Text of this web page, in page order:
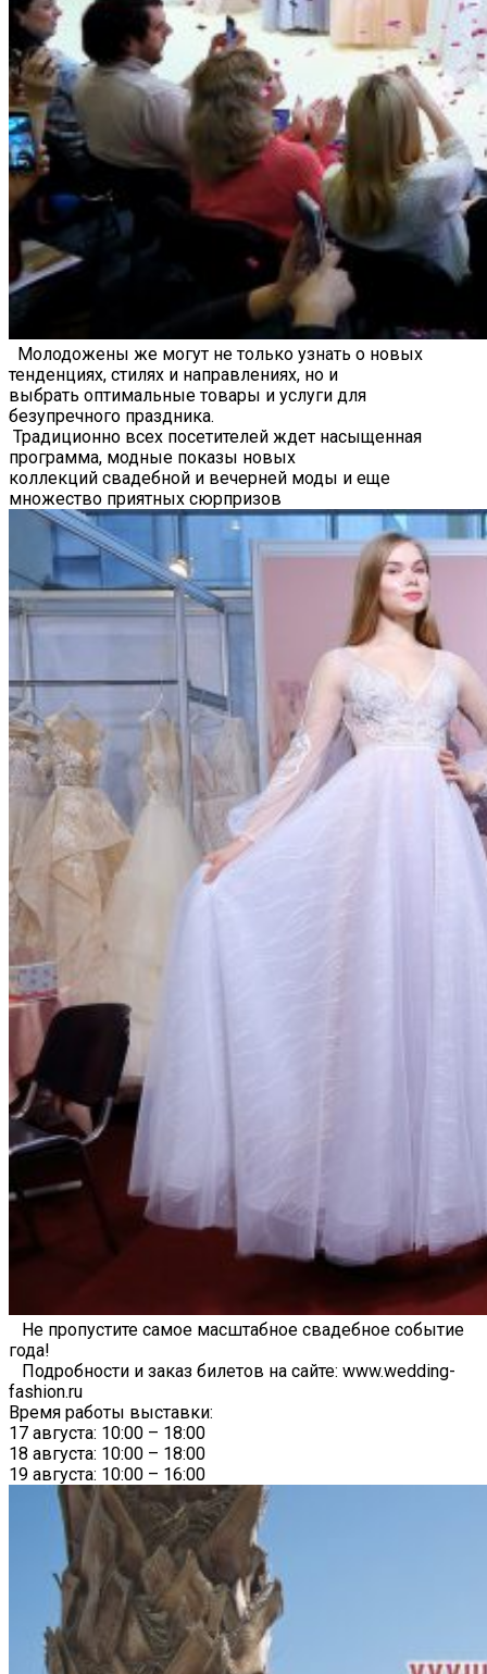
Молодожены же могут не только узнать о новых
тенденциях, стилях и направлениях, но и
выбрать оптимальные товары и услуги для
безупречного праздника.
Традиционно всех посетителей ждет насыщенная
программа, модные показы новых
коллекций свадебной и вечерней моды и еще
множество приятных сюрпризов
Не пропустите самое масштабное свадебное событие
года!
Подробности и заказ билетов на сайте: www.wedding-
fashion.ru
Время работы выставки:
17 августа: 10:00 – 18:00
18 августа: 10:00 – 18:00
19 августа: 10:00 – 16:00